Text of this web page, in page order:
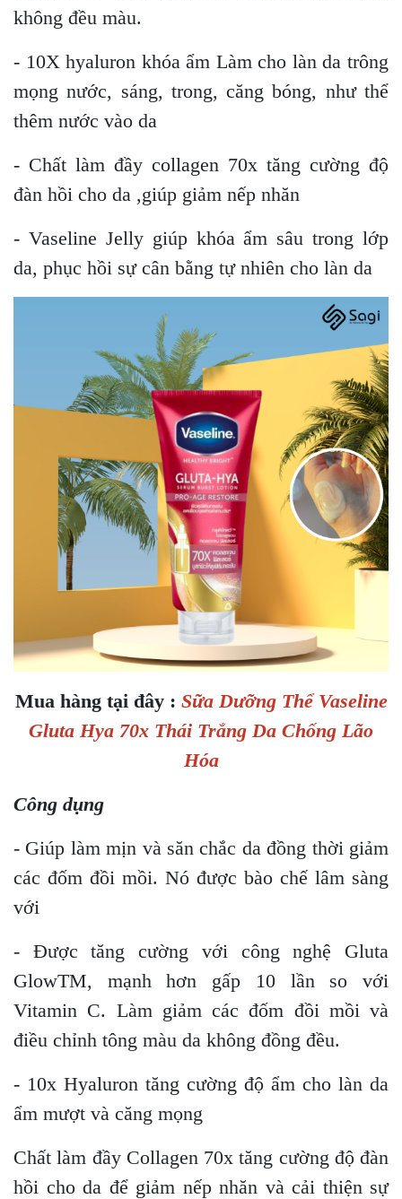
không đều màu.
- 10X hyaluron khóa ẩm Làm cho làn da trông
mọng nước, sáng, trong, căng bóng, như thể
thêm nước vào da
- Chất làm đầy collagen 70x tăng cường độ
đàn hồi cho da ,giúp giảm nếp nhăn
- Vaseline Jelly giúp khóa ẩm sâu trong lớp
da, phục hồi sự cân bằng tự nhiên cho làn da
Mua hàng tại đây : Sữa Dưỡng Thể Vaseline
Gluta Hya 70x Thái Trắng Da Chống Lão
Hóa
Công dụng
- Giúp làm mịn và săn chắc da đồng thời giảm
các đốm đồi mồi. Nó được bào chế lâm sàng
với
- Được tăng cường với công nghệ Gluta
GlowTM, mạnh hơn gấp 10 lần so với
Vitamin C. Làm giảm các đốm đồi mồi và
điều chỉnh tông màu da không đồng đều.
- 10x Hyaluron tăng cường độ ẩm cho làn da
ẩm mượt và căng mọng
Chất làm đầy Collagen 70x tăng cường độ đàn
hồi cho da để giảm nếp nhăn và cải thiện sự